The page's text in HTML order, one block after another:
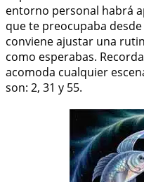
entorno personal habrá
que te preocupaba
conviene ajustar una
como esperabas.
acomoda cualquier
son: 2, 31 y 55.